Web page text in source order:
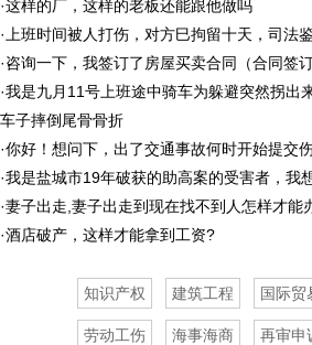
·这样的厂，这样的老板还能跟他做吗
·上班时间被人打伤，对方巳拘留十天，司法
·咨询一下，我签订了房屋买卖合同（合同签
·我是九月11号上班途中骑车为躲避突然拐出
车子摔倒尾骨骨折
·你好！想问下，出了交通事故何时开始提交
·我是盐城市19年破获的助高案的受害者，我
·妻子出走,妻子出走到现在找不到人怎样才能
·酒店破产，这样才能拿到工资?
知识产权 建筑工程 国际贸
劳动工伤 海事海商 再审申